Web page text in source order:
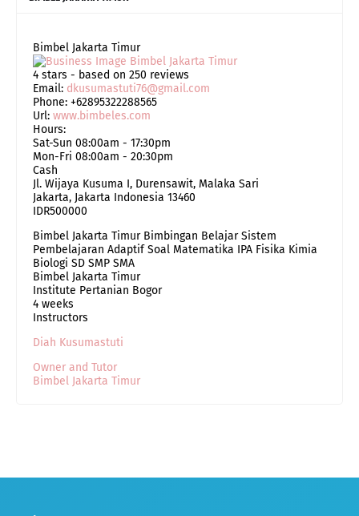
Bimbel Jakarta Timur
4 stars - based on 250 reviews
Email: dkusumastuti76@gmail.com
Phone: +62895322288565
Url: www.bimbeles.com
Hours:
Sat-Sun 08:00am - 17:30pm
Mon-Fri 08:00am - 20:30pm
Cash
Jl. Wijaya Kusuma I, Durensawit, Malaka Sari
Jakarta, Jakarta Indonesia 13460
IDR500000
Bimbel Jakarta Timur Bimbingan Belajar Sistem
Pembelajaran Adaptif Soal Matematika IPA Fisika Kimia
Biologi SD SMP SMA
Bimbel Jakarta Timur
Institute Pertanian Bogor
4 weeks
Instructors
Diah Kusumastuti
Owner and Tutor
Bimbel Jakarta Timur